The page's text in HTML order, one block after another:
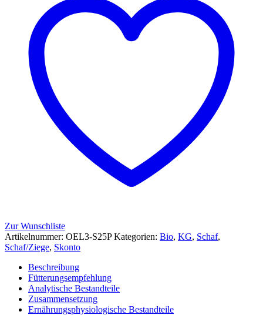
Zur Wunschliste
Artikelnummer: OEL3-S25P Kategorien: Bio, KG, Schaf,
Schaf/Ziege, Skonto
Beschreibung
Fütterungsempfehlung
Analytische Bestandteile
Zusammensetzung
Ernährungsphysiologische Bestandteile